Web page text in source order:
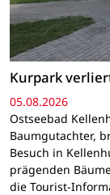
Kurpark
05.08.2026
Ostseebad
Baumgutachter,
Besuch in
prägenden
die Tourist-